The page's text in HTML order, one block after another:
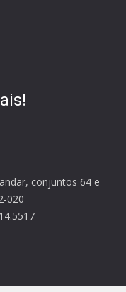
conjuntos 64 e
020